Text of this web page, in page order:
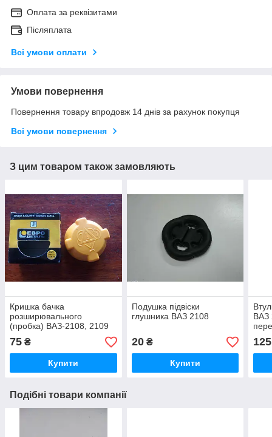
Оплата за реквізитами
Післяплата
Всі умови оплати
Умови повернення
Повернення товару впродовж 14 днів за рахунок покупця
Всі умови повернення
З цим товаром також замовляють
Кришка бачка
розширювального
(пробка) ВАЗ-2108, 2109
75 ₴
Купити
Подушка підвіски
глушника ВАЗ 2108
20₴
Купити
ВАЗ
125
Подібні товари компанії